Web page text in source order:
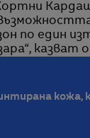
по един
кожа,